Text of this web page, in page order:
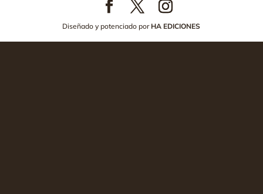
Diseñado y potenciado por HA EDICIONES